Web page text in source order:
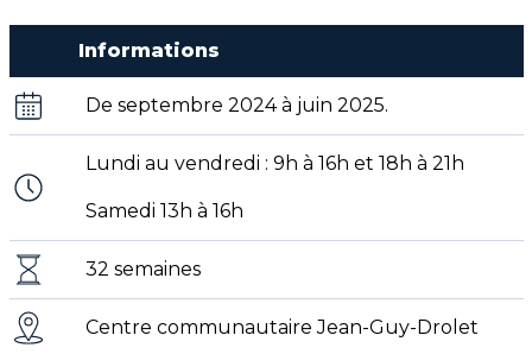
Informations
De septembre 2024 à juin 2025.
Lundi au vendredi : 9h à 16h et 18h à 21h
Samedi 13h à 16h
32 semaines
Centre communautaire Jean-Guy-Drolet